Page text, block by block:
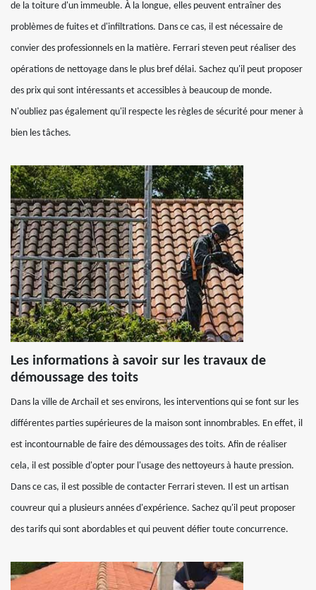
de la toiture d'un immeuble. À la longue, elles peuvent entraîner des
problèmes de fuites et d'infiltrations. Dans ce cas, il est nécessaire de
convier des professionnels en la matière. Ferrari steven peut réaliser des
opérations de nettoyage dans le plus bref délai. Sachez qu'il peut proposer
des prix qui sont intéressants et accessibles à beaucoup de monde.
N'oubliez pas également qu'il respecte les règles de sécurité pour mener à
bien les tâches.
Les informations à savoir sur les travaux de
démoussage des toits
Dans la ville de Archail et ses environs, les interventions qui se font sur les
différentes parties supérieures de la maison sont innombrables. En effet, il
est incontournable de faire des démoussages des toits. Afin de réaliser
cela, il est possible d'opter pour l'usage des nettoyeurs à haute pression.
Dans ce cas, il est possible de contacter Ferrari steven. Il est un artisan
couvreur qui a plusieurs années d'expérience. Sachez qu'il peut proposer
des tarifs qui sont abordables et qui peuvent défier toute concurrence.